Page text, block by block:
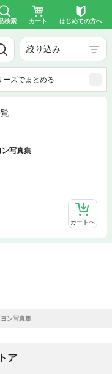
検索 カート はじめての方へ
絞り込み
ーズでまとめる
ン写真集
カートへ
ン写真集
ア